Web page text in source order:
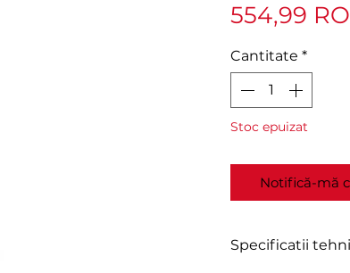
554,99
Cantitate *
Stoc epuizat
Notifică-mă
Specificatii